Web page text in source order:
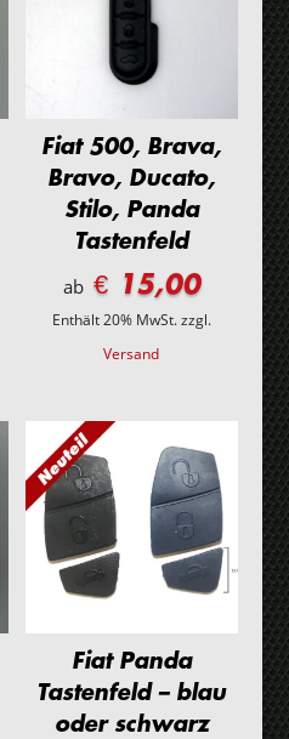
Fiat 500, Brava,
Bravo, Ducato,
Stilo, Panda
Tastenfeld
ab€ 15,00
Enthält 20% MwSt.zzgl.
Versand
Fiat Panda
Tastenfeld – blau
oder schwarz